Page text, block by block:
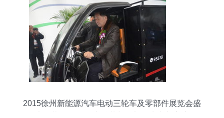
2015徐州新能源汽车电动三轮车及零部件展览会盛